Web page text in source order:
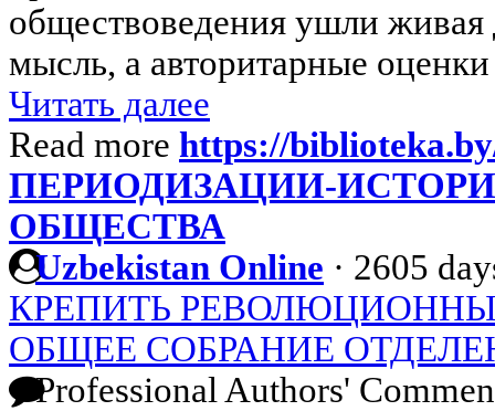
обществоведения ушли живая
мысль, а авторитарные
Читать далее
Read more https://
ПЕРИОДИЗАЦИИ-
ОБЩЕСТВА
Uzbekistan Online · 2605
КРЕПИТЬ
ОБЩЕЕ СОБРАНИЕ
Professional Authors'